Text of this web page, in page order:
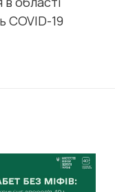
COVID-19